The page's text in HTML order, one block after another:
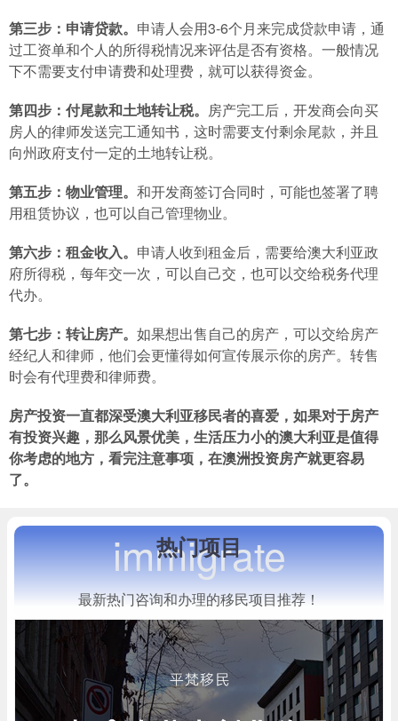
第三步：申请贷款。 申请人会用3-6个月来完成贷款申请，通
过工资单和个人的所得税情况来评估是否有资格。一般情况
下不需要支付申请费和处理费，就可以获得资金。
第四步：付尾款和土地转让税。 房产完工后，开发商会向买
房人的律师发送完工通知书，这时需要支付剩余尾款，并且
向州政府支付一定的土地转让税。
第五步：物业管理。 和开发商签订合同时，可能也签署了聘
用租赁协议，也可以自己管理物业。
第六步：租金收入。 申请人收到租金后，需要给澳大利亚政
府所得税，每年交一次，可以自己交，也可以交给税务代理
代办。
第七步：转让房产。 如果想出售自己的房产，可以交给房产
经纪人和律师，他们会更懂得如何宣传展示你的房产。转售
时会有代理费和律师费。
房产投资一直都深受澳大利亚移民者的喜爱，如果对于房产
有投资兴趣，那么风景优美，生活压力小的澳大利亚是值得
你考虑的地方，看完注意事项，在澳洲投资房产就更容易
了。
热门项目
immigrate
最新热门咨询和办理的移民项目推荐！